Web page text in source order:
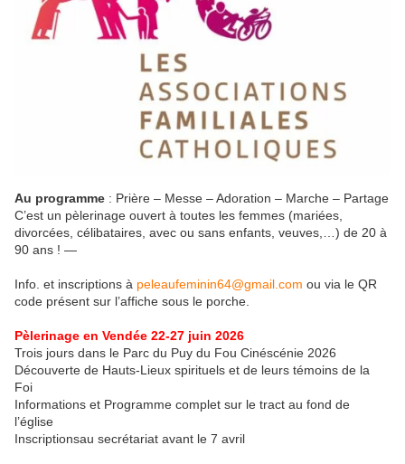
Au programme : Prière – Messe – Adoration – Marche – Partage
C’est un pèlerinage ouvert à toutes les femmes (mariées,
divorcées, célibataires, avec ou sans enfants, veuves,…) de 20 à
90 ans ! —
Info. et inscriptions à peleaufeminin64@gmail.com ou via le QR
code présent sur l’affiche sous le porche.
Pèlerinage en Vendée 22-27 juin 2026
Trois jours dans le Parc du Puy du Fou Cinéscénie 2026
Découverte de Hauts-Lieux spirituels et de leurs témoins de la
Foi
Informations et Programme complet sur le tract au fond de
l’église
Inscriptionsau secrétariat avant le 7 avril